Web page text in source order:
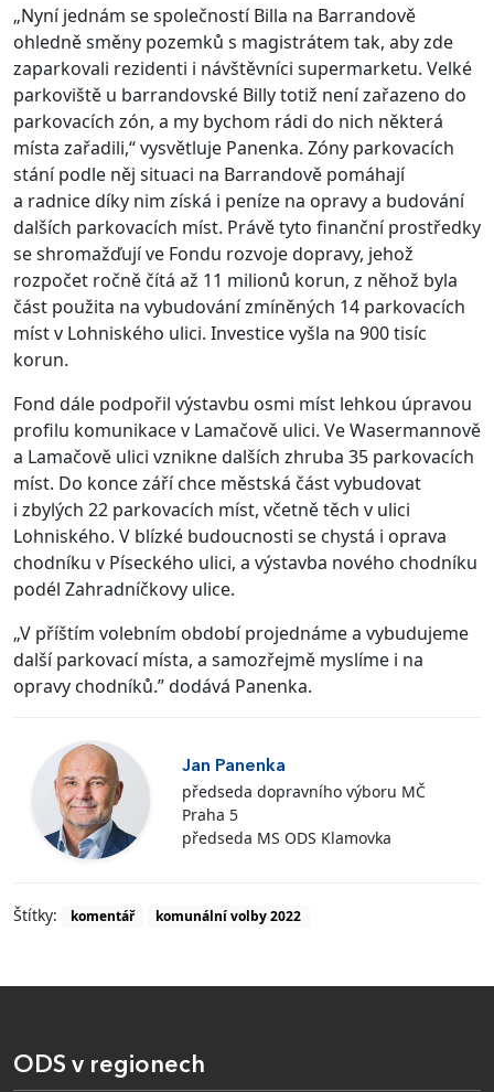
„Nyní jednám se společností Billa na Barrandově
ohledně směny pozemků s magistrátem tak, aby zde
zaparkovali rezidenti i návštěvníci supermarketu. Velké
parkoviště u barrandovské Billy totiž není zařazeno do
parkovacích zón, a my bychom rádi do nich některá
místa zařadili,“ vysvětluje Panenka. Zóny parkovacích
stání podle něj situaci na Barrandově pomáhají
a radnice díky nim získá i peníze na opravy a budování
dalších parkovacích míst. Právě tyto finanční prostředky
se shromažďují ve Fondu rozvoje dopravy, jehož
rozpočet ročně čítá až 11 milionů korun, z něhož byla
část použita na vybudování zmíněných 14 parkovacích
míst v Lohniského ulici. Investice vyšla na 900 tisíc
korun.
Fond dále podpořil výstavbu osmi míst lehkou úpravou
profilu komunikace v Lamačově ulici. Ve Wasermannově
a Lamačově ulici vznikne dalších zhruba 35 parkovacích
míst. Do konce září chce městská část vybudovat
i zbylých 22 parkovacích míst, včetně těch v ulici
Lohniského. V blízké budoucnosti se chystá i oprava
chodníku v Píseckého ulici, a výstavba nového chodníku
podél Zahradníčkovy ulice.
„V příštím volebním období projednáme a vybudujeme
další parkovací místa, a samozřejmě myslíme i na
opravy chodníků.” dodává Panenka.
Jan Panenka
předseda dopravního výboru MČ
Praha 5
předseda MS ODS Klamovka
Štítky: komentář komunální volby 2022
ODS v regionech